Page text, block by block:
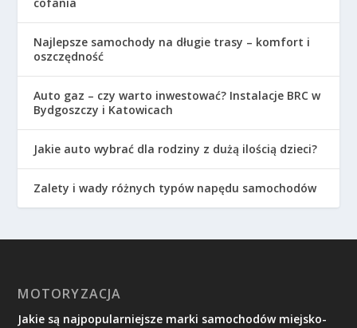
Najlepsze samochody na długie trasy – komfort i
oszczędność
Auto gaz – czy warto inwestować? Instalacje BRC w
Bydgoszczy i Katowicach
Jakie auto wybrać dla rodziny z dużą ilością dzieci?
Zalety i wady różnych typów napędu samochodów
MOTORYZACJA
Jakie są najpopularniejsze marki samochodów miejsko-